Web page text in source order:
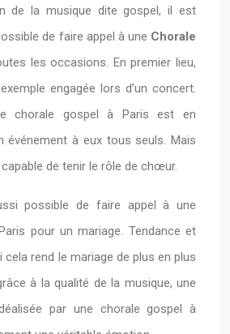
de la musique dite gospel, il est
de faire appel à une Chorale
les occasions. En premier lieu,
engagée lors d’un concert.
chorale gospel à Paris est en
événement à eux tous seuls. Mais
de tenir le rôle de chœur.
possible de faire appel à une
pour un mariage. Tendance et
cela rend le mariage de plus en plus
à la qualité de la musique, une
par une chorale gospel à